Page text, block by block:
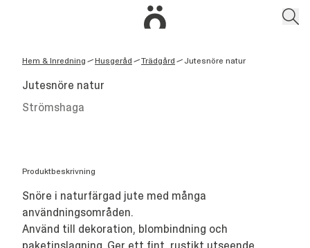
Hem & Inredning /Husgeråd /Trädgård / Jutesnöre natur
Jutesnöre natur
Strömshaga
Produktbeskrivning
Snöre i naturfärgad jute med många
användningsområden.
Använd till dekoration, blombindning och